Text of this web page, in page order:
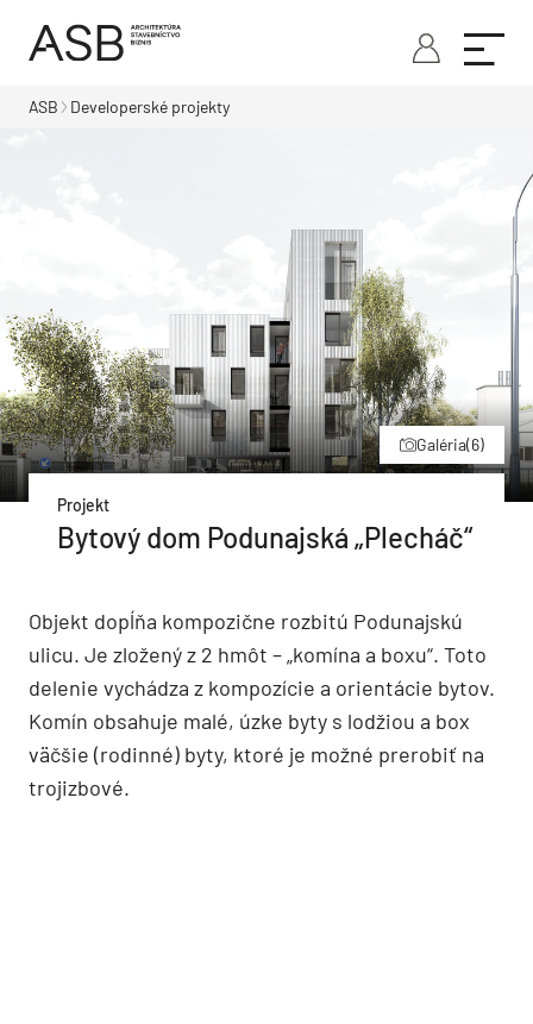
ASB Developerské projekty
Galéria(6)
Projekt
Bytový dom Podunajská „Plecháč“
Objekt dopĺňa kompozične rozbitú Podunajskú
ulicu. Je zložený z 2 hmôt – „komína a boxu“. Toto
delenie vychádza z kompozície a orientácie bytov.
Komín obsahuje malé, úzke byty s lodžiou a box
väčšie (rodinné) byty, ktoré je možné prerobiť na
trojizbové.